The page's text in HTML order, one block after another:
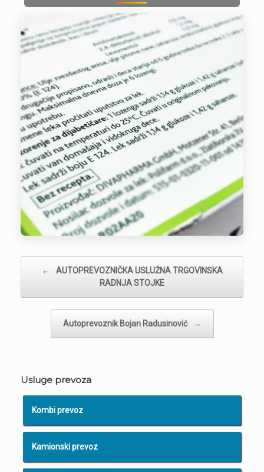
←
AUTOPREVOZNIČKA USLUŽNA TRGOVINSKA
RADNJA STOJKE
Autoprevoznik Bojan Radusinović →
Usluge prevoza
Kombi prevoz
Kamionski prevoz